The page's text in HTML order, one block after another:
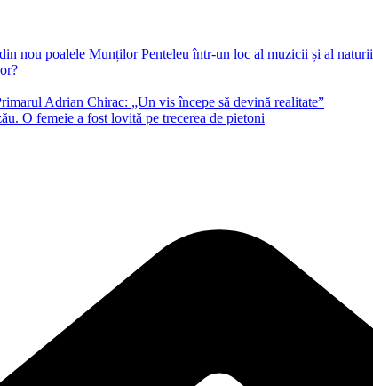
nou poalele Munților Penteleu într-un loc al muzicii și al naturii
Adrian Chirac: „Un vis începe să devină realitate”
O femeie a fost lovită pe trecerea de pietoni